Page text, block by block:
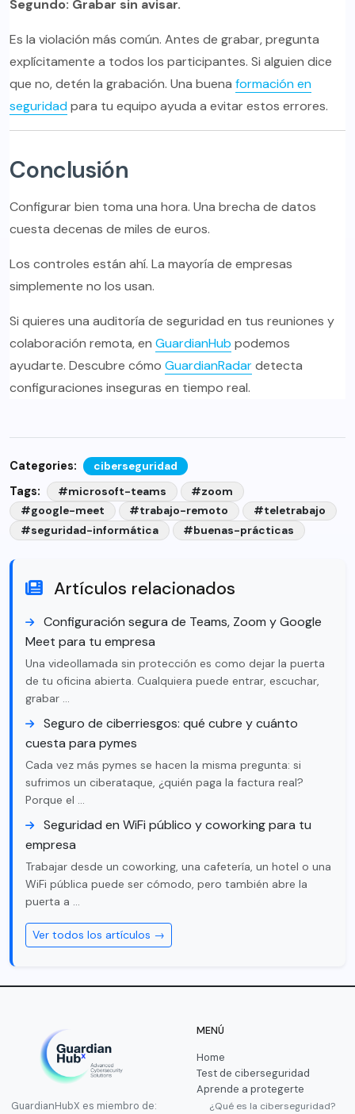
Segundo: Grabar sin avisar.
Es la violación más común. Antes de grabar, pregunta
explícitamente a todos los participantes. Si alguien dice
que no, detén la grabación. Una buena formación en
seguridadpara tu equipo ayuda a evitar estos errores.
Conclusión
Configurar bien toma una hora. Una brecha de datos
cuesta decenas de miles de euros.
Los controles están ahí. La mayoría de empresas
simplemente no los usan.
Si quieres una auditoría de seguridad en tus reuniones y
colaboración remota, en GuardianHub podemos
ayudarte. Descubre cómo GuardianRadardetecta
configuraciones inseguras en tiempo real.
Categories: ciberseguridad
Tags: #microsoft-teams
#zoom
#google-meet
#trabajo-remoto
#teletrabajo
#seguridad-informática
#buenas-prácticas
Artículos relacionados
Configuración segura de Teams, Zoom y Google
Meet para tu empresa
Una videollamada sin protección es como dejar la puerta
de tu oficina abierta. Cualquiera puede entrar, escuchar,
grabar …
Seguro de ciberriesgos: qué cubre y cuánto
cuesta para pymes
Cada vez más pymes se hacen la misma pregunta: si
sufrimos un ciberataque, ¿quién paga la factura real?
Porque el …
Seguridad en WiFi público y coworking para tu
empresa
Trabajar desde un coworking, una cafetería, un hotel o una
WiFi pública puede ser cómodo, pero también abre la
puerta a …
Ver todos los artículos →
GuardianHubX es miembro de:
MENÚ
Home
Test de ciberseguridad
Aprende a protegerte
¿Qué es la ciberseguridad?